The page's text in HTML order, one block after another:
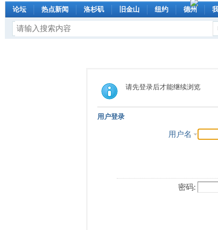
论坛 热点新闻 洛杉矶 旧金山 纽约 德州
请先登录后才能继续浏览
用户登录
用户名
密码: